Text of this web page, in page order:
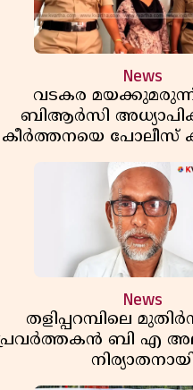
News
വടകര
ബിആർസി
കീർത്തനയെ പോലീസ്
News
തളിപ്പറമ്പിലെ
ബി എ